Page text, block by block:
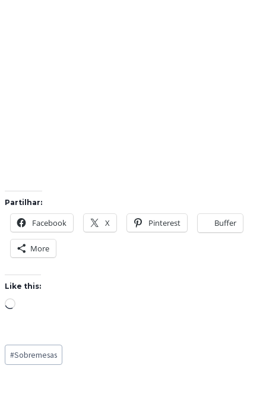
Partilhar:
Facebook X Pinterest Buffer
More
Like this:
L
d
i
Post
Tags:
#Sobremesas